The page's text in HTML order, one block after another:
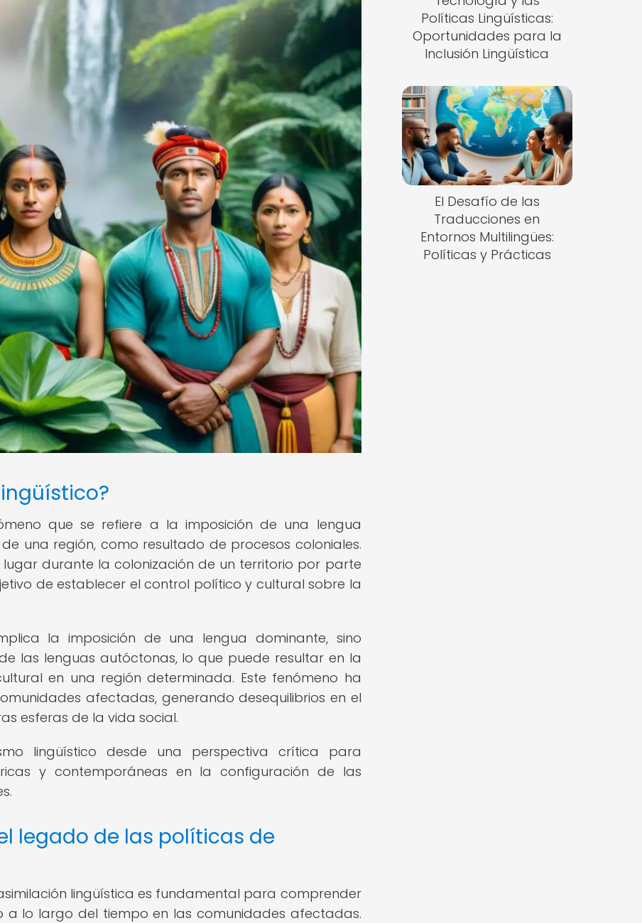
que se refiere a la imposición de una lengua
una región, como resultado de procesos coloniales.
lugar durante la colonización de un territorio por parte
de establecer el control político y cultural sobre la
la imposición de una lengua dominante, sino
las lenguas autóctonas, lo que puede resultar en la
en una región determinada. Este fenómeno ha
afectadas, generando desequilibrios en el
esferas de la vida social.
lingüístico desde una perspectiva crítica para
y contemporáneas en la configuración de las
legado de las políticas de
lingüística es fundamental para comprender
lo largo del tiempo en las comunidades afectadas.
Políticas Lingüísticas:
Oportunidades para la
Inclusión Lingüística
El Desafío de las
Traducciones en
Entornos Multilingües:
Políticas y Prácticas